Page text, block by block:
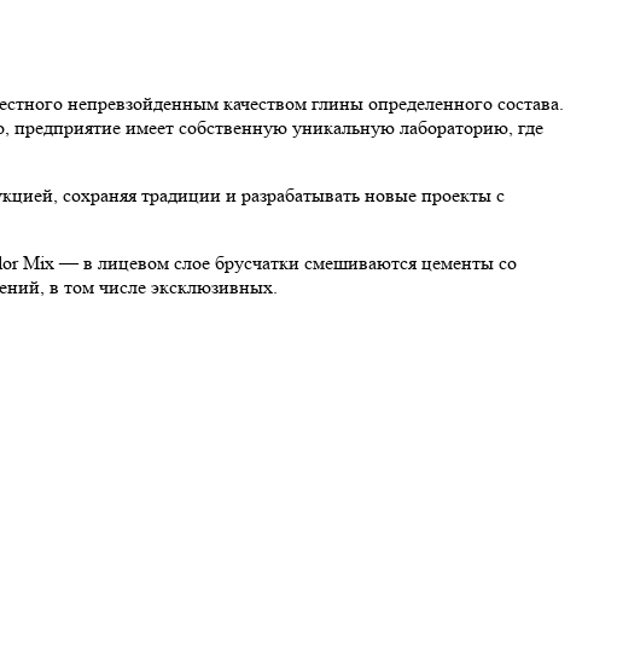
непревзойденным качеством глины определенного состава.
имеет собственную уникальную лабораторию, где
сохраняя традиции и разрабатывать новые проекты с
Mix — в лицевом слое брусчатки смешиваются цементы со
в том числе эксклюзивных.